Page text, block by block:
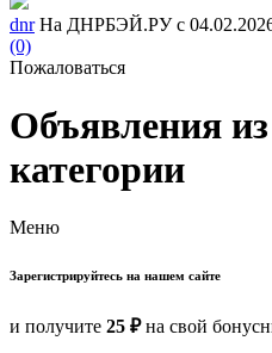
dnr На ДНРБЭЙ.РУ с
(0)
Пожаловаться
Объявления
категории
Меню
Зарегистрируйтесь на нашем сайте
и получите 25 ₽на свой